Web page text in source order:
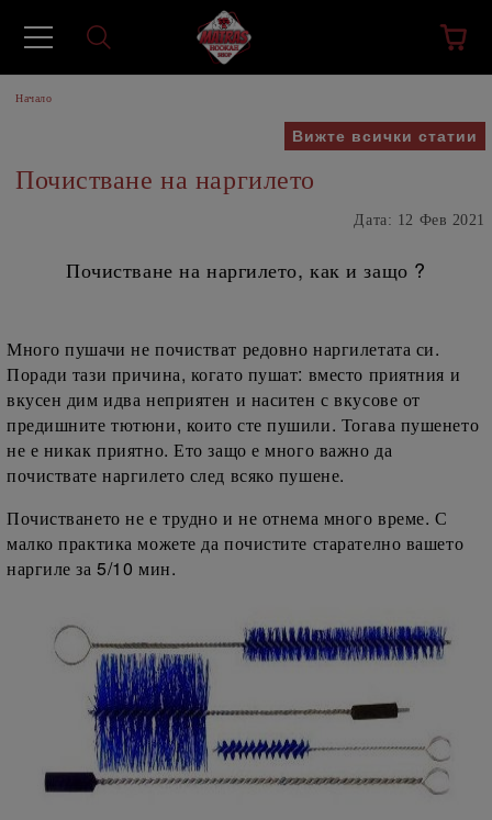
Начало
Вижте всички статии
Почистване на наргилето
Дата: 12 Фев 2021
Почистване на наргилето, как и защо ?
Много пушачи не почистват редовно наргилетата си.
Поради тази причина, когато пушат: вместо приятния и
вкусен дим идва неприятен и наситен с вкусове от
предишните тютюни, които сте пушили. Тогава пушенето
не е никак приятно. Ето защо е много важно да
почиствате наргилето след всяко пушене.
Почистването не е трудно и не отнема много време. С
малко практика можете да почистите старателно вашето
наргиле за 5/10 мин.